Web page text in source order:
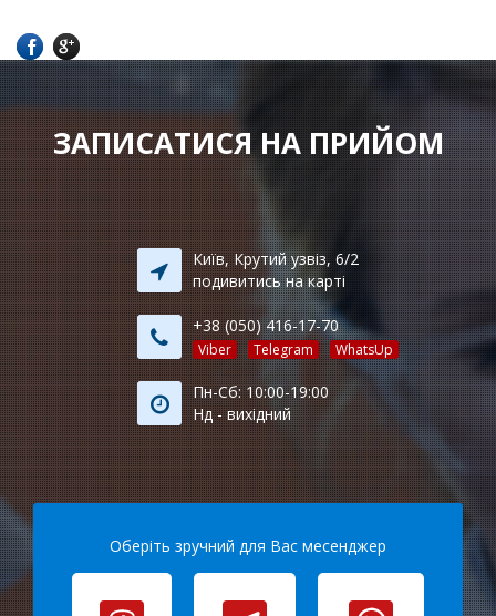
ЗАПИСАТИСЯ НА ПРИЙОМ
Київ, Крутий узвіз, 6/2
подивитись на карті
+38 (050) 416-17-70
Viber Telegram WhatsUp
Пн-Сб: 10:00-19:00
Нд - вихідний
Оберіть зручний для Вас месенджер